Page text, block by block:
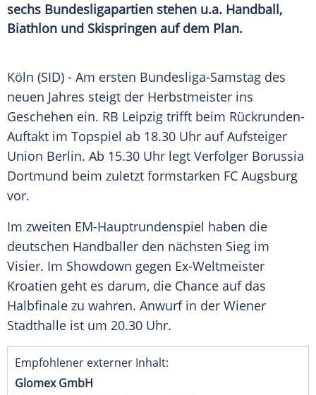
sechs Bundesligapartien stehen u.a. Handball,
Biathlon und Skispringen auf dem Plan.
Köln (SID) - Am ersten Bundesliga-Samstag des
neuen Jahres steigt der Herbstmeister ins
Geschehen ein. RB Leipzig trifft beim Rückrunden-
Auftakt im Topspiel ab 18.30 Uhr auf Aufsteiger
Union Berlin. Ab 15.30 Uhr legt Verfolger Borussia
Dortmund beim zuletzt formstarken FC Augsburg
vor.
Im zweiten EM-Hauptrundenspiel haben die
deutschen Handballer den nächsten Sieg im
Visier. Im Showdown gegen Ex-Weltmeister
Kroatien geht es darum, die Chance auf das
Halbfinale zu wahren. Anwurf in der Wiener
Stadthalle ist um 20.30 Uhr.
Empfohlener externer Inhalt:
Glomex GmbH